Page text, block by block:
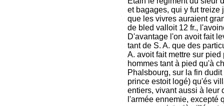
et bagages, qui y fut treize
que les vivres auraient
de bled valloit 12 fr.,
D'avantage l'on avoit fait
tant de S. A. que des
A. avoit fait mettre sur
hommes tant à pied qu'à
Phalsbourg, sur la fin
prince estoit logé) qu'és
entiers, vivant aussi à leur
l'armée ennemie, excepté